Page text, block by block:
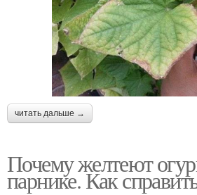
читать дальше →
Почему желтеют
парнике. Как